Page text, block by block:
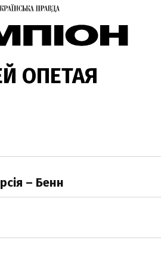
ОПЕТАЯ
– Бенн